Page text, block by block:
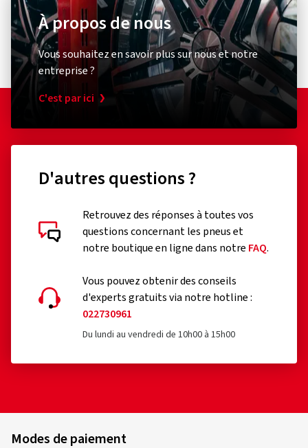
À propos de nous
Vous souhaitez en savoir plus sur nous et notre
entreprise ?
C'est par ici
D'autres questions ?
Retrouvez des réponses à toutes vos
questions concernant les pneus et
notre boutique en ligne dans notre FAQ.
Vous pouvez obtenir des conseils
d'experts gratuits via notre hotline :
022730961
Du lundi au vendredi de 10h00 à 15h00
Modes de paiement